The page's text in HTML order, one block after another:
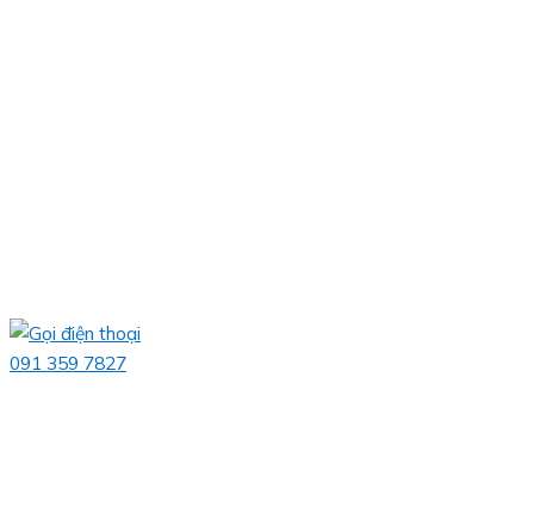
091 359 7827